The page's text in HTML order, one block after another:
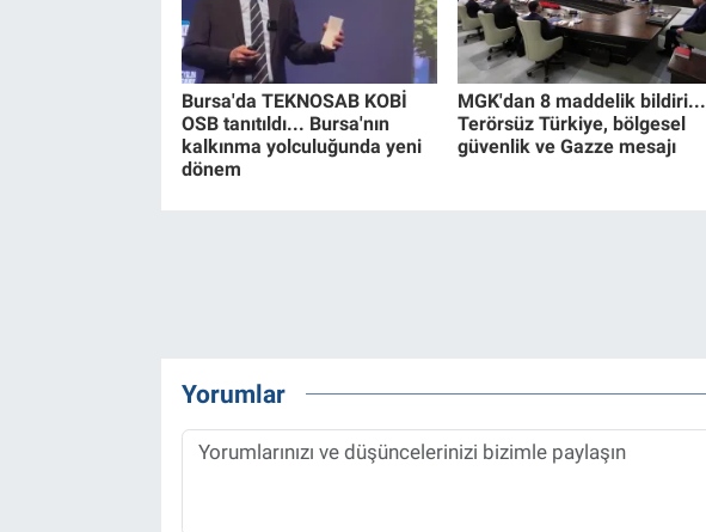
Bursa'da TEKNOSAB KOBİ
OSB tanıtıldı... Bursa'nın
kalkınma yolculuğunda yeni
dönem
MGK'dan 8 maddelik bildiri...
Terörsüz Türkiye, bölgesel
güvenlik ve Gazze mesajı
Yorumlar